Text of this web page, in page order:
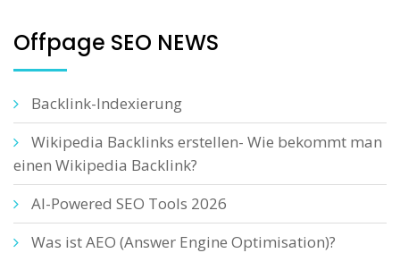
Offpage SEO NEWS
Backlink-Indexierung
Wikipedia Backlinks erstellen- Wie bekommt man
einen Wikipedia Backlink?
AI-Powered SEO Tools 2026
Was ist AEO (Answer Engine Optimisation)?